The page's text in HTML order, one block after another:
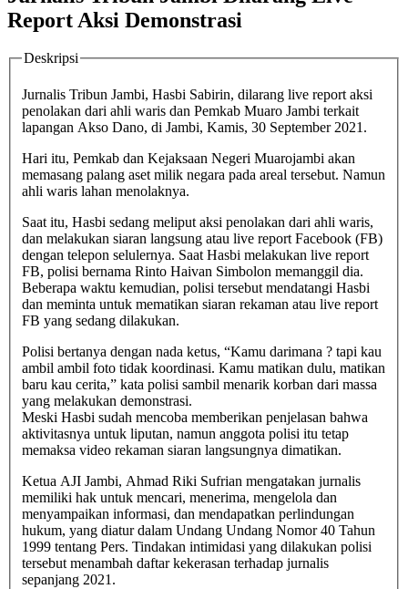
Report Aksi Demonstrasi
Deskripsi
Jurnalis Tribun Jambi, Hasbi Sabirin, dilarang live report aksi
penolakan dari ahli waris dan Pemkab Muaro Jambi terkait
lapangan Akso Dano, di Jambi, Kamis, 30 September 2021.
Hari itu, Pemkab dan Kejaksaan Negeri Muarojambi akan
memasang palang aset milik negara pada areal tersebut. Namun
ahli waris lahan menolaknya.
Saat itu, Hasbi sedang meliput aksi penolakan dari ahli waris,
dan melakukan siaran langsung atau live report Facebook (FB)
dengan telepon selulernya. Saat Hasbi melakukan live report
FB, polisi bernama Rinto Haivan Simbolon memanggil dia.
Beberapa waktu kemudian, polisi tersebut mendatangi Hasbi
dan meminta untuk mematikan siaran rekaman atau live report
FB yang sedang dilakukan.
Polisi bertanya dengan nada ketus, “Kamu darimana ? tapi kau
ambil ambil foto tidak koordinasi. Kamu matikan dulu, matikan
baru kau cerita,” kata polisi sambil menarik korban dari massa
yang melakukan demonstrasi.
Meski Hasbi sudah mencoba memberikan penjelasan bahwa
aktivitasnya untuk liputan, namun anggota polisi itu tetap
memaksa video rekaman siaran langsungnya dimatikan.
Ketua AJI Jambi, Ahmad Riki Sufrian mengatakan jurnalis
memiliki hak untuk mencari, menerima, mengelola dan
menyampaikan informasi, dan mendapatkan perlindungan
hukum, yang diatur dalam Undang Undang Nomor 40 Tahun
1999 tentang Pers. Tindakan intimidasi yang dilakukan polisi
tersebut menambah daftar kekerasan terhadap jurnalis
sepanjang 2021.